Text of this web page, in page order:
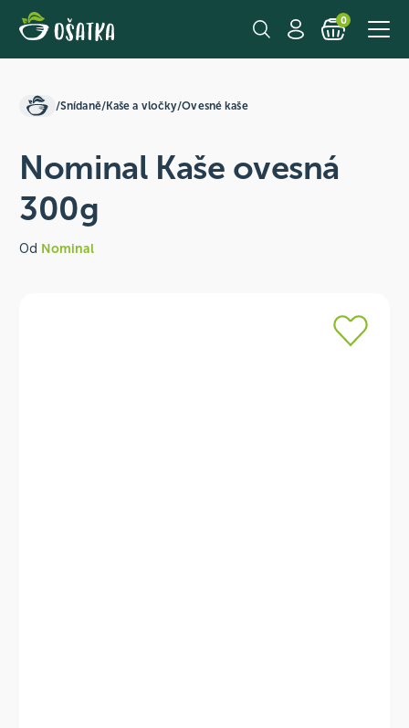
0
/Snídaně/Kaše a vločky/Ovesné kaše
Nominal Kaše ovesná
300g
Od Nominal